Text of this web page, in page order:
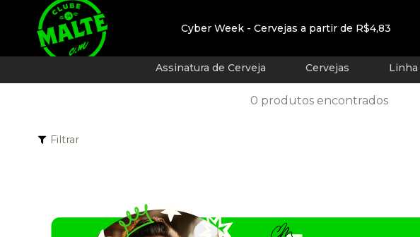
Cyber Week - Cervejas a partir de R$4,83
Assinatura de Cerveja Cervejas
Filtrar
0 produtos encontrados